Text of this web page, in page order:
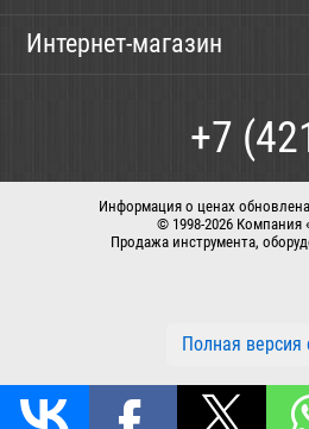
Новости
Интернет-магазин
Доставка
+7
Информация о ценах
© 1998-2026 Компания
Продажа инструмента,
Полная версия